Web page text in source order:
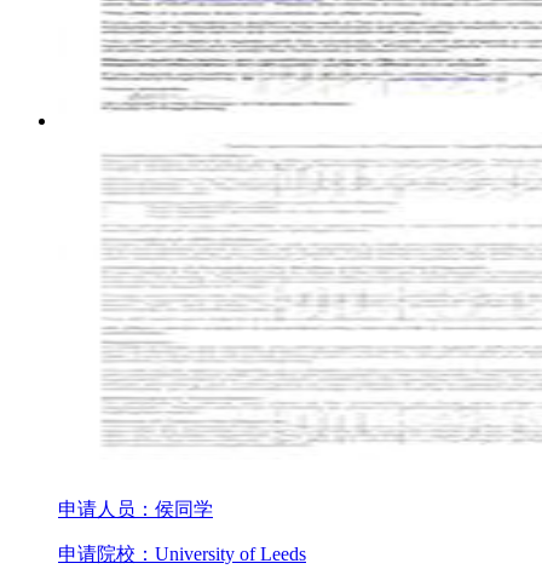
申请人员：侯同学
申请院校：University of Leeds